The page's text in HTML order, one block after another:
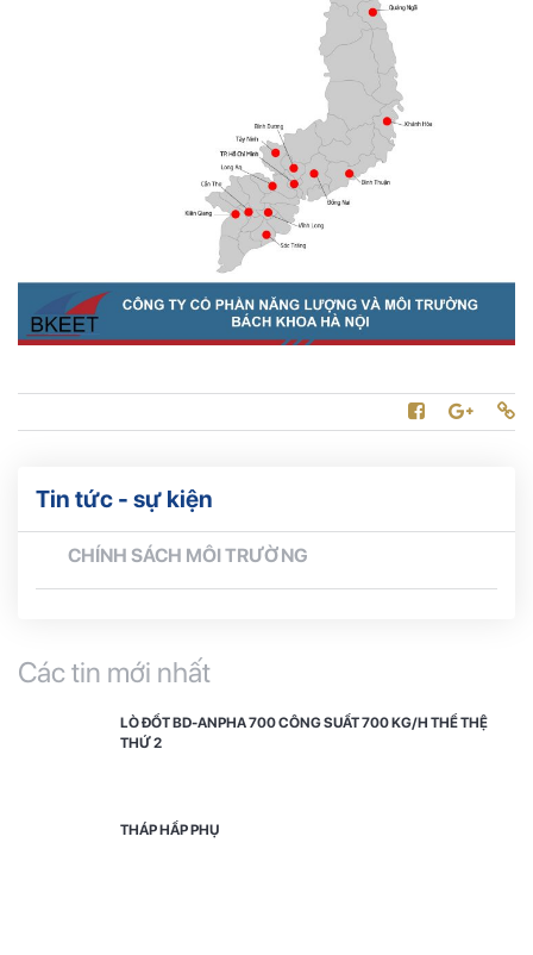
Tin tức - sự kiện
CHÍNH SÁCH MÔI TRƯỜNG
Các tin mới nhất
LÒ ĐỐT BD-ANPHA 700 CÔNG SUẤT 700 KG/H THẾ THỆ
THỨ 2
THÁP HẤP PHỤ